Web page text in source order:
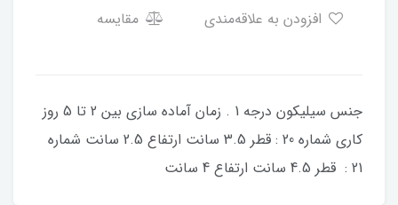
مقایسه
جنس سیلیکون درجه 1 . زمان آماده سازی بین 2 تا 5 روز
کاری شماره 20 : قطر 3.5 سانت ارتفاع 2.5 سانت شماره
21 : قطر 4.5 سانت ارتفاع 4 سانت